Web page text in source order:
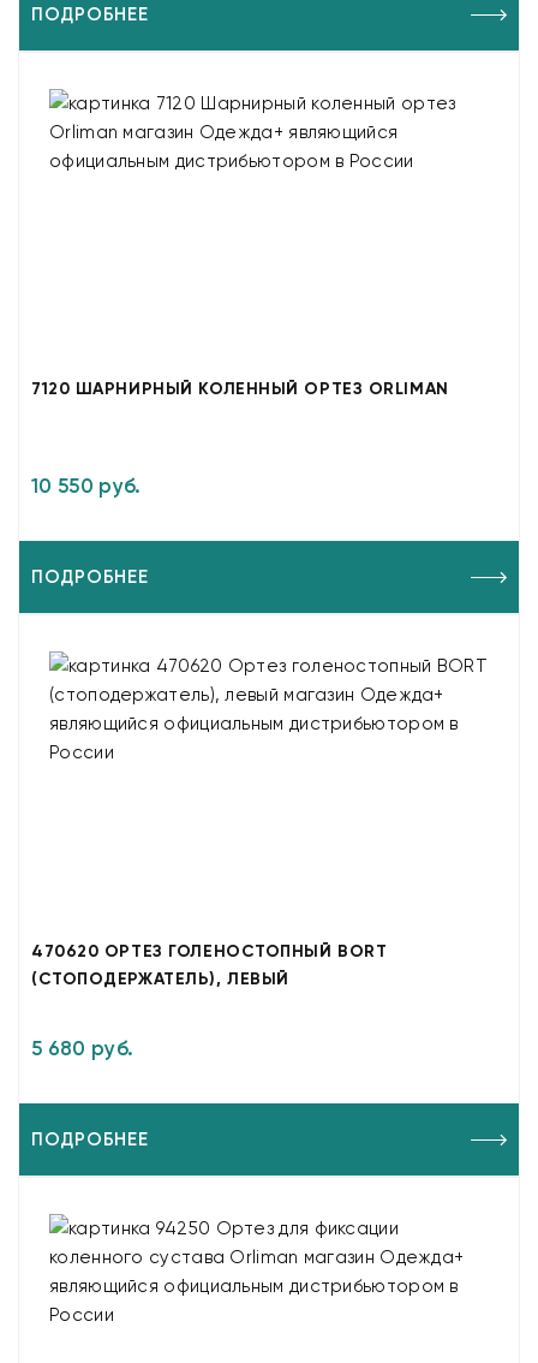
ПОДРОБНЕЕ
7120 ШАРНИРНЫЙ КОЛЕННЫЙ ОРТЕЗ ORLIMAN
10 550 руб.
ПОДРОБНЕЕ
470620 ОРТЕЗ ГОЛЕНОСТОПНЫЙ BORT
(СТОПОДЕРЖАТЕЛЬ), ЛЕВЫЙ
5 680 руб.
ПОДРОБНЕЕ